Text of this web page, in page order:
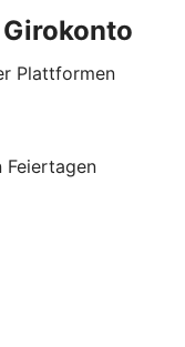
Plattformen
Feiertagen